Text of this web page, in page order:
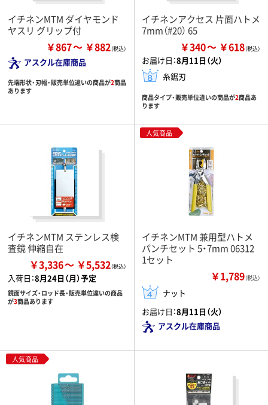
イチネンMTM ダイヤモンド
ヤスリ グリップ付
￥867 ￥882
アスクル在庫商品
先端形状・刃幅・販売単位違いの商品が2商品
あります
イチネンアクセス 片面ハトメ
7mm（#20） 65
￥340 ￥618
お届け日：8月11日（火）
糸鋸刃
商品タイプ・販売単位違いの商品が2商品あ
ります
イチネンMTM ステンレス検
査鏡 伸縮自在
￥3,336 ￥5,532
入荷日：8月24日（月）予定
鏡面サイズ・ロッド長・販売単位違いの商品
が3商品あります
人気商品
イチネンMTM 兼用型ハトメ
パンチセット 5・7mm 06312
1セット
￥1,789（税込）
ナット
お届け日：8月11日（火）
アスクル在庫商品
人気商品